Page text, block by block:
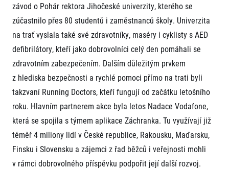
závod o Pohár rektora Jihočeské univerzity, kterého se
zúčastnilo přes 80 studentů i zaměstnanců školy. Univerzita
na trať vyslala také své zdravotníky, maséry i cyklisty s AED
defibrilátory, kteří jako dobrovolníci celý den pomáhali se
zdravotním zabezpečením. Dalším důležitým prvkem
z hlediska bezpečnosti a rychlé pomoci přímo na trati byli
takzvaní Running Doctors, kteří fungují od začátku letošního
roku. Hlavním partnerem akce byla letos Nadace Vodafone,
která se spojila s týmem aplikace Záchranka. Tu využívají již
téměř 4 miliony lidí v České republice, Rakousku, Maďarsku,
Finsku i Slovensku a zájemci z řad běžců i veřejnosti mohli
v rámci dobrovolného příspěvku podpořit její další rozvoj.